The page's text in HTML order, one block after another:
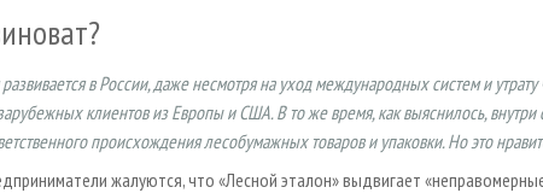
в России, даже несмотря на уход международных систем и
клиентов из Европы и США. В то же время, как выяснилось,
происхождения лесобумажных товаров и упаковки. Но это
жалуются, что «Лесной эталон» выдвигает